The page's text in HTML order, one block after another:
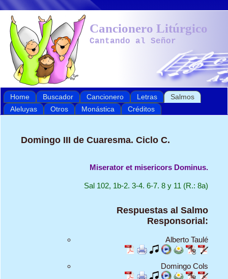
Cancionero Litúrgico
Cantando al Señor
Home Buscador Cancionero Letras
Salmos
Aleluyas
Otros Monástica Créditos
Domingo III de Cuaresma. Ciclo C.
Miserator et misericors Dominus.
Sal 102, 1b-2. 3-4. 6-7. 8 y 11 (R.: 8a)
Respuestas al Salmo
Responsorial:
Alberto Taulé
Domingo Cols